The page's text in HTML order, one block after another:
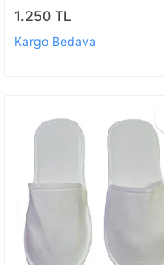
1.250 TL
Kargo Bedava